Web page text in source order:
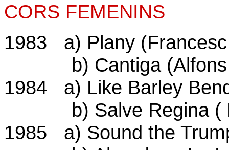
CORS FEMENINS
1983 a) Plany
b) Cantiga (Alfons
1984 a) Like Barley
b) Salve Regina (
1985 a) Sound the